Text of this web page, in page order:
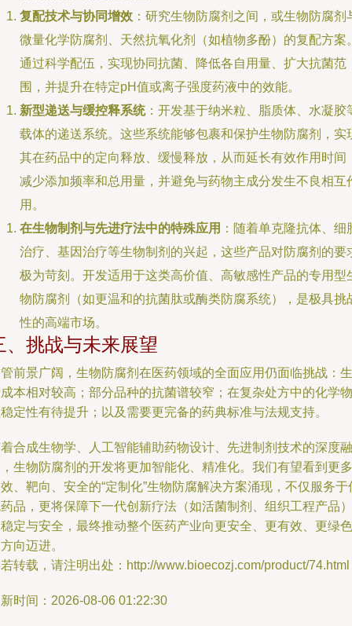
复配技术与协同增效 ：研究生物防腐剂之间，或生物防腐剂
微量化学防腐剂、天然抗氧化剂（如植物多酚）的复配方案
通过科学配伍，实现协同抗菌、降低各自用量、扩大抗菌范
围，并提升在特定pH值或离子强度药液中的效能。
新型递送与缓控释系统：开发基于纳米粒、脂质体、水凝胶
载体的递送系统。这些系统能够包裹和保护生物防腐剂，实
其在药品中的定向释放、缓慢释放，从而延长有效作用时间
减少添加频率和总用量，并避免与药物主成分发生不良相互
用。
在生物制剂与先进疗法中的特殊应用 ：随着单克隆抗体、细
治疗、基因治疗等生物制剂的兴起，这些产品对防腐剂的要
极为苛刻。开发适用于这类高价值、高敏感性产品的专用型
物防腐剂（如更温和的抗菌肽或酶类防腐系统），是极具挑
性的高端市场。
、挑战与未来展望
前景广阔，生物防腐剂在医药领域的全面应用仍面临挑战：生
本相对较高；部分品种的抗菌谱较窄；在复杂处方中的化学物
定性有待提升；以及需要更完备的药典标准与法规支持。
合成生物学、人工智能辅助药物设计、先进制剂技术的深度融
生物防腐剂的开发将更加智能化、精准化。我们有望看到更多
、靶向、安全的“定制化”生物防腐解决方案涌现，不仅服务于
品，更将保障下一代创新疗法（如活菌制剂、组织工程产品）
定与安全，最终推动整个医药产业向更安全、更有效、更绿色
向迈进。
转载，请注明出处：http://www.bioecozj.com/product/74.html
时间：2026-08-06 01:22:30